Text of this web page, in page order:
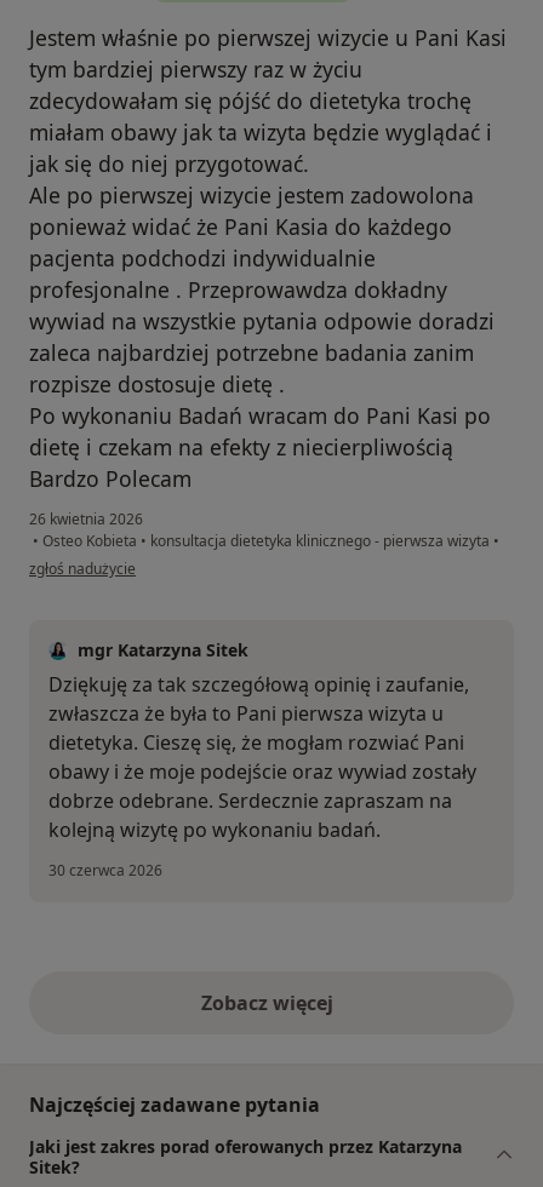
Jestem właśnie po pierwszej wizycie u Pani Kasi
tym bardziej pierwszy raz w życiu
zdecydowałam się pójść do dietetyka trochę
miałam obawy jak ta wizyta będzie wyglądać i
jak się do niej przygotować.
Ale po pierwszej wizycie jestem zadowolona
ponieważ widać że Pani Kasia do każdego
pacjenta podchodzi indywidualnie
profesjonalne . Przeprowawdza dokładny
wywiad na wszystkie pytania odpowie doradzi
zaleca najbardziej potrzebne badania zanim
rozpisze dostosuje dietę .
Po wykonaniu Badań wracam do Pani Kasi po
dietę i czekam na efekty z niecierpliwością
Bardzo Polecam
26 kwietnia 2026
• Osteo Kobieta • konsultacja dietetyka klinicznego - pierwsza wizyta •
w opinii użytkownika Wiktoria
zgłoś nadużycie
mgr Katarzyna Sitek
Dziękuję za tak szczegółową opinię i zaufanie,
zwłaszcza że była to Pani pierwsza wizyta u
dietetyka. Cieszę się, że mogłam rozwiać Pani
obawy i że moje podejście oraz wywiad zostały
dobrze odebrane. Serdecznie zapraszam na
kolejną wizytę po wykonaniu badań.
30 czerwca 2026
Zobacz więcejopinie powyżej
Najczęściej zadawane pytania
Jaki jest zakres porad oferowanych przez Katarzyna
Sitek?